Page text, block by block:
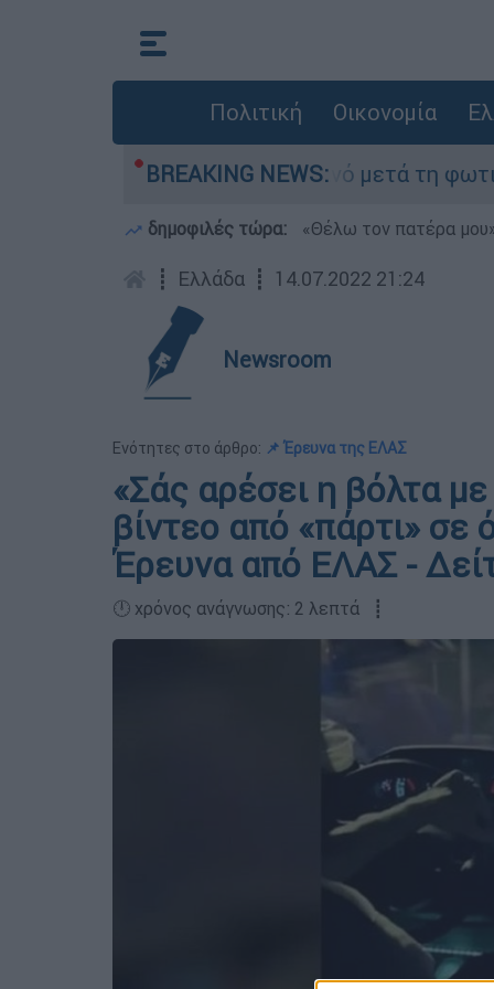
Πολιτική Οικονομία
BREAKING NEWS:
στο Πόρτο Γερμανό μετά τη φωτιά -
δημοφιλές τώρα: «Θέλω τον πατέρα
┋ Ελλάδα ┋ 14.07.2022 21:24
Newsroom
Ενότητες στο άρθρο: 📌 Έρευνα της ΕΛΑΣ
«Σάς αρέσει η βόλτα
βίντεο από «πάρτι» σε
Έρευνα από ΕΛΑΣ -
🕛 χρόνος ανάγνωσης: 2 λεπτά ┋